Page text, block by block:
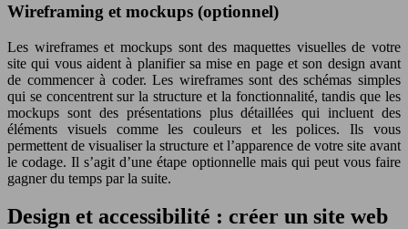
Wireframing et mockups (optionnel)
Les wireframes et mockups sont des maquettes visuelles de votre
site qui vous aident à planifier sa mise en page et son design avant
de commencer à coder. Les wireframes sont des schémas simples
qui se concentrent sur la structure et la fonctionnalité, tandis que les
mockups sont des présentations plus détaillées qui incluent des
éléments visuels comme les couleurs et les polices. Ils vous
permettent de visualiser la structure et l’apparence de votre site avant
le codage. Il s’agit d’une étape optionnelle mais qui peut vous faire
gagner du temps par la suite.
Design et accessibilité : créer un site web